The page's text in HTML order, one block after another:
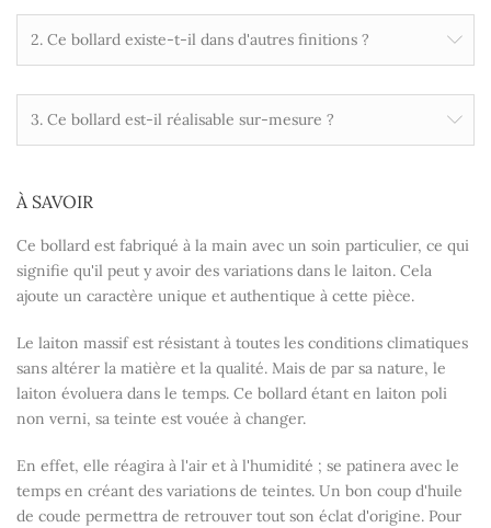
2. Ce bollard existe-t-il dans d'autres finitions ?
3. Ce bollard est-il réalisable sur-mesure ?
À SAVOIR
Ce bollard est fabriqué à la main avec un soin particulier, ce qui
signifie qu'il peut y avoir des variations dans le laiton. Cela
ajoute un caractère unique et authentique à cette pièce.
Le laiton massif est résistant à toutes les conditions climatiques
sans altérer la matière et la qualité. Mais de par sa nature, le
laiton évoluera dans le temps. Ce bollard étant en laiton poli
non verni, sa teinte est vouée à changer.
En effet, elle réagira à l'air et à l'humidité ; se patinera avec le
temps en créant des variations de teintes. Un bon coup d'huile
de coude permettra de retrouver tout son éclat d'origine. Pour